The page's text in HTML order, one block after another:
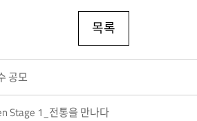
목록
공모
Stage 1_전통을 만나다